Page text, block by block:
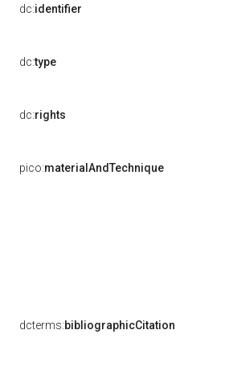
dc:identifier
dc:type
dc:rights
pico:materialAndTechnique
dcterms:bibliographicCitation